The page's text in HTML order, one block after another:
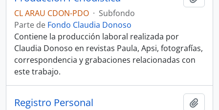
CL ARAU CDON-PDO · Subfondo
Parte de Fondo Claudia Donoso
Contiene la producción laboral realizada por
Claudia Donoso en revistas Paula, Apsi, fotografías,
correspondencia y grabaciones relacionadas con
este trabajo.
Registro Personal